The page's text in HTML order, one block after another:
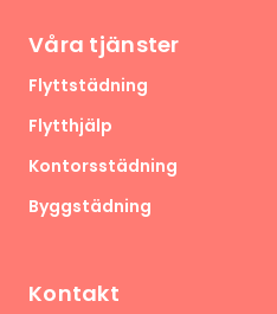
Våra tjänster
Flyttstädning
Flytthjälp
Kontorsstädning
Byggstädning
Kontakt